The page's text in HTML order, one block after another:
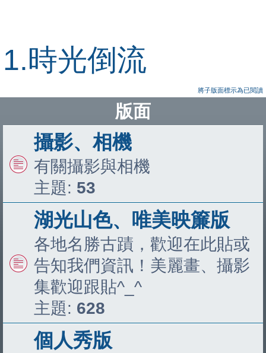
1.時光倒流
將子版面標示為已閱讀
版面
攝影、相機
有關攝影與相機
主題: 53
湖光山色、唯美映簾版
各地名勝古蹟，歡迎在此貼或
告知我們資訊！美麗畫、攝影
集歡迎跟貼^_^
主題: 628
個人秀版